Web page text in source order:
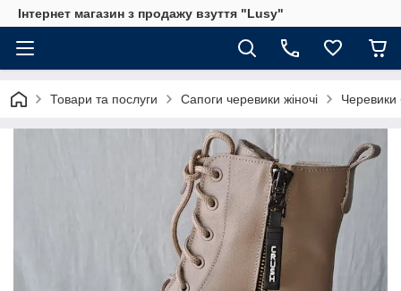
Інтернет магазин з продажу взуття "Lusy"
Товари та послуги Сапоги черевики жіночі Черевики